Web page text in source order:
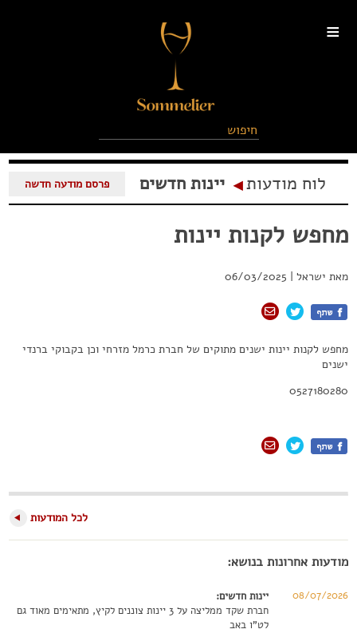
≡
לוח מודעות◂ יינות חדשים פרסם מודעה חדשה
מחפש לקנות יינות
מאת ישראל |
06/03/2025
מחפש לקנות יינות ישנים מתוקים של חברת כרמל מזרחי וכן בקבוקי ברנדי
ישנים
0527180280
לכל המודעות
מודעות אחרונות בנושא:
08/07/2026
יינות חדשים:
חברת שקד ממליצה על 3 יינות צוננים לקיץ, מתאימים מאוד גם
לט"ו באב